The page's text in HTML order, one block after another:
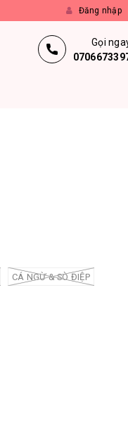
Đăng nhập
Gọi
CÁ NGỪ & SÒ ĐIỆP